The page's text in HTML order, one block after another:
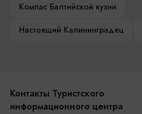
Компас Балтийской кухни
Настоящий Калининградец
Контакты Туристского
информационного центра